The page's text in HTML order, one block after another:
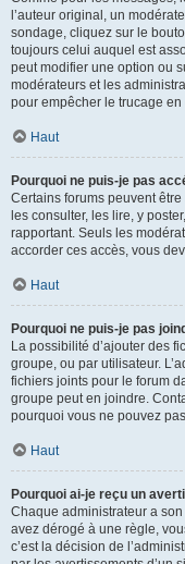
l’auteur original, un
sondage, cliquez sur le
toujours celui auquel est
peut modifier une option ou
modérateurs et les
pour empêcher le trucage
Haut
Pourquoi ne puis-je pas
Certains forums peuvent
les consulter, les lire, y
rapportant. Seuls les
accorder ces accès, vous
Haut
Pourquoi ne puis-je pas
La possibilité d’ajouter des
groupe, ou par utilisateur.
fichiers joints pour le forum
groupe peut en joindre.
pourquoi vous ne pouvez
Haut
Pourquoi ai-je reçu un
Chaque administrateur a
avez dérogé à une règle,
c’est la décision de